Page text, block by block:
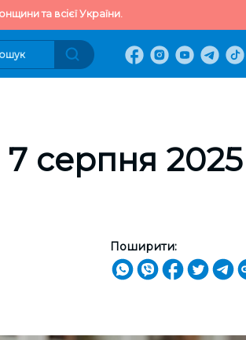
та всієї України.
7 серпня 2025
Поширити: